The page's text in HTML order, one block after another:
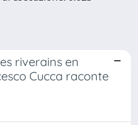
riverains en
Cucca raconte